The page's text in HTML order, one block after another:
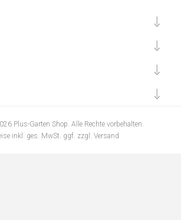
Plus-Garten Shop. Alle Rechte vorbehalten.
inkl. ges. MwSt. ggf. zzgl. Versand